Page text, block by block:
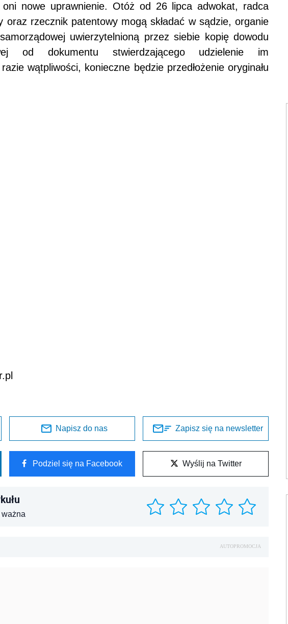
oni nowe uprawnienie. Otóż od 26 lipca adwokat, radca
oraz rzecznik patentowy mogą składać w sądzie, organie
uwierzytelnioną przez siebie kopię dowodu
od dokumentu stwierdzającego udzielenie im
wątpliwości, konieczne będzie przedłożenie oryginału
Napisz do nas Zapisz się na newsletter
Podziel się na Facebook Wyślij na Twitter
AUTOPROMOCJA